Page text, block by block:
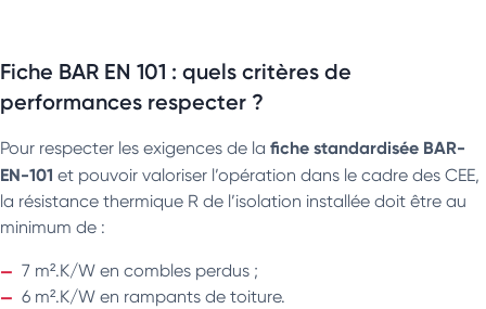
Fiche BAR EN 101 : quels critères de
performances respecter ?
Pour respecter les exigences de la fiche standardisée BAR-
EN-101 et pouvoir valoriser l’opération dans le cadre des CEE,
la résistance thermique R de l’isolation installée doit être au
minimum de :
7 m².K/W en combles perdus ;
6 m².K/W en rampants de toiture.